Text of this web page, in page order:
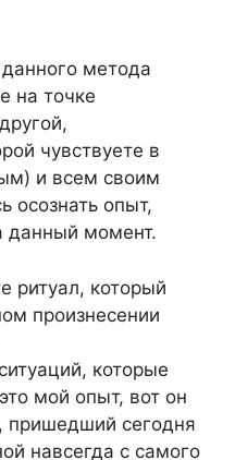
метода
на точке
чувствуете в
и всем своим
осознать опыт,
данный момент.
ритуал, который
произнесении
которые
мой опыт, вот он
пришедший сегодня
навсегда с самого